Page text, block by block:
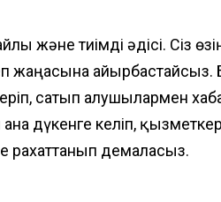
және тиімді әдісі. Сіз
айырбастайсыз.
сатып алушылармен
дүкенге келіп,
рахаттанып демаласыз.